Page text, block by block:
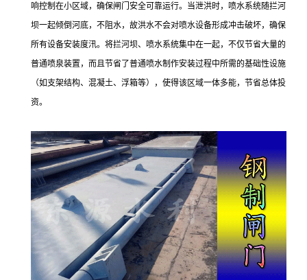
响控制在小区域，确保闸门安全可靠运行。当泄洪时，喷水系统随拦河
坝一起倾倒河底，不阻水，故洪水不会对喷水设备形成冲击破坏，确保
所有设备安装度汛。将拦河坝、喷水系统集中在一起，不仅节省大量的
普通喷泉装置，而且节省了普通喷水制作安装过程中所需的基础性设施
（如支架结构、混凝土、浮箱等），使得该区域一体多能，节省总体投
资。